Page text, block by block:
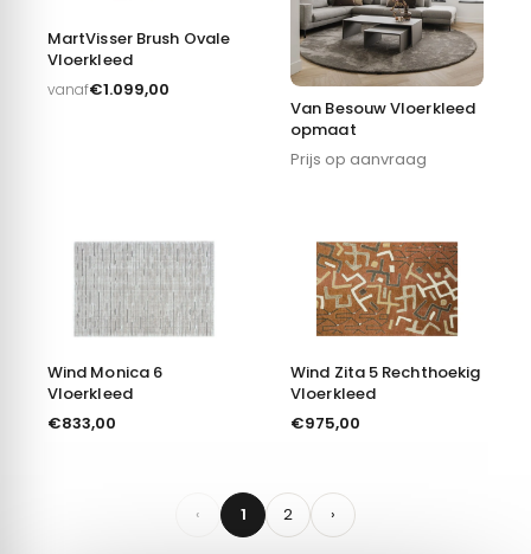
Deze website maakt gebruik van cookies
We gebruiken cookies om content en advertenties te
personaliseren, om functies voor social media te bieden
en om ons websiteverkeer te analyseren. Ook delen we
informatie over uw gebruik van onze site met onze
partners voor social media, adverteren en analyse. Deze
verzameld op basis van uw gebruik van hun services.
Alles toestaan
MartVisser Brush Ovale
Vloerkleed
vanaf€1.099,00
Van Besouw Vloerkleed
opmaat
Prijs op aanvraag
Wind Monica 6
Vloerkleed
€833,00
Wind Zita 5 Rechthoekig
Vloerkleed
€975,00
‹ 1 2 ›